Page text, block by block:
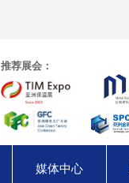
推荐展会：
媒体中心